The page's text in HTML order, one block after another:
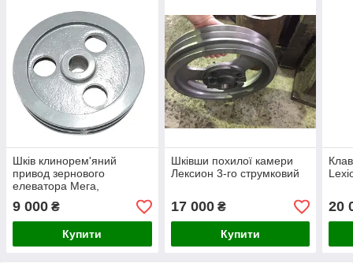
Шків клинорем'яний
привод зернового
елеватора Мега,
Домінатор
9 000 ₴
Купити
Шківши похилої камери
Лексион 3-го струмковий
17 000₴
Купити
20